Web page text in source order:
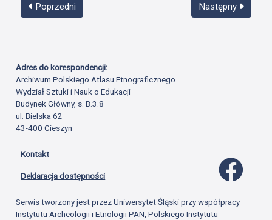
Poprzedni Następny
Adres do korespondencji:
Archiwum Polskiego Atlasu Etnograficznego
Wydział Sztuki i Nauk o Edukacji
Budynek Główny, s. B.3.8
ul. Bielska 62
43-400 Cieszyn
Kontakt
Deklaracja dostępności
Serwis tworzony jest przez Uniwersytet Śląski przy współpracy
Instytutu Archeologii i Etnologii PAN, Polskiego Instytutu